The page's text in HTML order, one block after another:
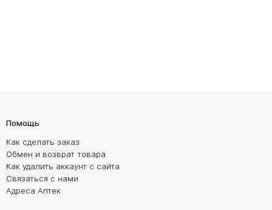
Помощь
Как сделать заказ
Обмен и возврат товара
Как удалить аккаунт с сайта
Связаться с нами
Адреса Аптек